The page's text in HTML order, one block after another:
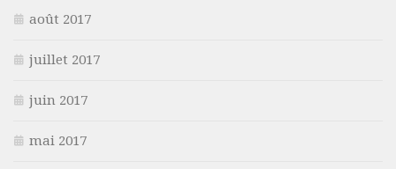
août 2017
juillet 2017
juin 2017
mai 2017